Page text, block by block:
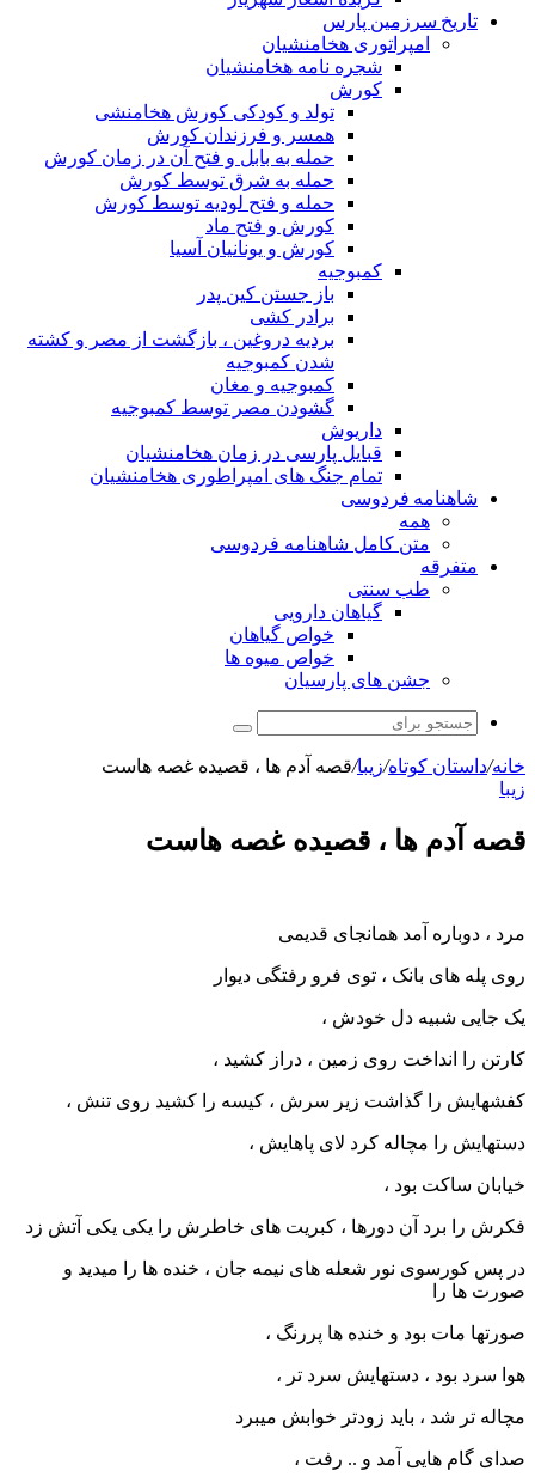
تاریخ سرزمین پارس
امپراتوری هخامنشیان
شجره نامه هخامنشیان
کورش
تولد و کودکی کورش هخامنشی
همسر و فرزندان کورش
حمله به بابل و فتح آن در زمان کورش
حمله به شرق توسط کورش
حمله و فتح لودیه توسط کورش
کورش و فتح ماد
کورش و یونانیان آسیا
کمبوجیه
باز جستن کین پدر
برادر کشی
بردیه دروغین ، بازگشت از مصر و کشته
شدن کمبوجیه
کمبوجیه و مغان
گشودن مصر توسط کمبوجیه
داریوش
قبایل پارسی در زمان هخامنشیان
تمام جنگ های امپراطوری هخامنشیان
شاهنامه فردوسی
همه
متن کامل شاهنامه فردوسی
متفرقه
طب سنتی
گیاهان دارویی
خواص گیاهان
خواص میوه ها
جشن های پارسیان
جستجو
خانه/داستان کوتاه/زیبا/قصه آدم ها ، قصیده غصه هاست
زیبا
قصه آدم ها ، قصیده غصه هاست
مرد ، دوباره آمد همانجای قدیمی
روی پله های بانک ، توی فرو رفتگی دیوار
یک جایی شبیه دل خودش ،
کارتن را انداخت روی زمین ، دراز کشید ،
کفشهایش را گذاشت زیر سرش ، کیسه را کشید روی تنش ،
دستهایش را مچاله کرد لای پاهایش ،
خیابان ساکت بود ،
فکرش را برد آن دورها ، کبریت های خاطرش را یکی یکی آتش زد
در پس کورسوی نور شعله های نیمه جان ، خنده ها را میدید و
صورت ها را
صورتها مات بود و خنده ها پررنگ ،
هوا سرد بود ، دستهایش سرد تر ،
مچاله تر شد ، باید زودتر خوابش میبرد
صدای گام هایی آمد و .. رفت ،